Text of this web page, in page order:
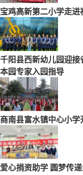
宝鸡高新第二小学走
千阳县西新幼儿园迎
本园专家入园指导
商南县富水镇中心小
爱心捐资助学 圆梦传